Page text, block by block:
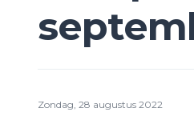
Zondag, 28 augustus 2022